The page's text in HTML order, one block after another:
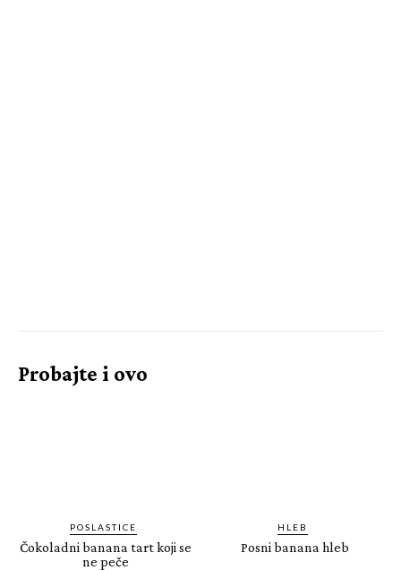
Probajte i ovo
POSLASTICE
Čokoladni banana tart koji se
ne peče
HLEB
Posni banana hleb